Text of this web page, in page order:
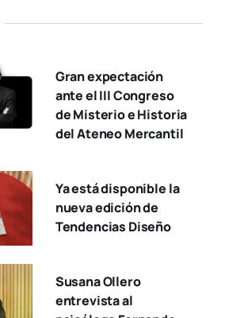
Gran expectación
ante el III Congreso
de Misterio e Historia
del Ateneo Mercantil
Ya está disponible la
nueva edición de
Tendencias Diseño
Susana Ollero
entrevista al